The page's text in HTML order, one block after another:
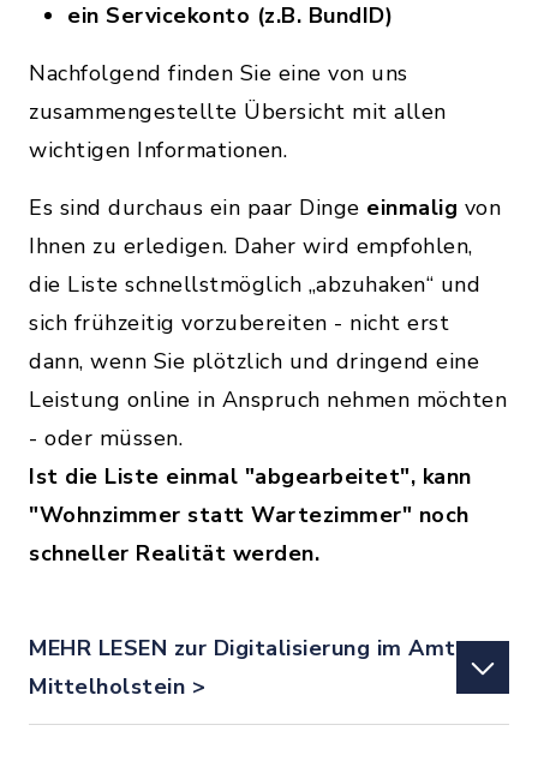
ein Servicekonto (z.B. BundID)
Nachfolgend finden Sie eine von uns
zusammengestellte Übersicht mit allen
wichtigen Informationen.
Es sind durchaus ein paar Dinge einmalig von
Ihnen zu erledigen. Daher wird empfohlen,
die Liste schnellstmöglich „abzuhaken“ und
sich frühzeitig vorzubereiten - nicht erst
dann, wenn Sie plötzlich und dringend eine
Leistung online in Anspruch nehmen möchten
- oder müssen.
Ist die Liste einmal "abgearbeitet", kann
"Wohnzimmer statt Wartezimmer" noch
schneller Realität werden.
MEHR LESEN zur Digitalisierung im Amt
Mittelholstein >